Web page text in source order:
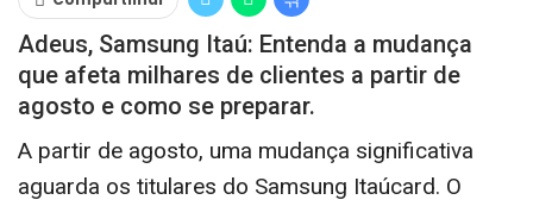
Adeus, Samsung Itaú: Entenda a mudança
que afeta milhares de clientes a partir de
agosto e como se preparar.
A partir de agosto, uma mudança significativa
aguarda os titulares do Samsung Itaúcard. O